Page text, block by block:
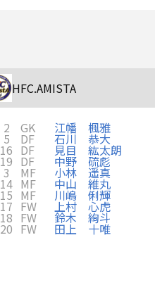
HFC.AMISTA
2 GK 江幡 楓雅
5 DF 石川 恭大
16 DF 見目 紘太朗
19 DF 中野 硫彪
3 MF 小林 遥真
14 MF 中山 維丸
15 MF 川嶋 俐輝
17 FW 上村 心虎
18 FW 鈴木 絢斗
20 FW 田上 十唯